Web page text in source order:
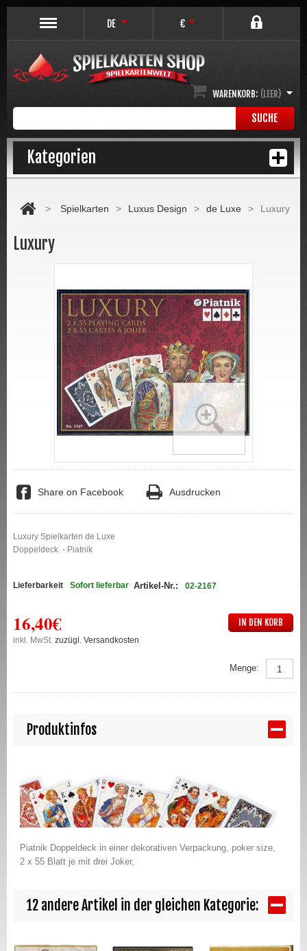
DE €
SUCHE
WARENKORB: (LEER)
Kategorien
> Spielkarten > Luxus Design > de Luxe > Luxury
Luxury
Share on Facebook Ausdrucken
Luxury Spielkarten de Luxe
Doppeldeck - Piatnik
Lieferbarkeit Sofort lieferbar Artikel-Nr.: 02-2167
16,40€
inkl. MwSt.zuzügl. Versandkosten
IN DEN KORB
Menge:
Produktinfos
Piatnik Doppeldeck in einer dekorativen Verpackung, poker size,
2 x 55 Blatt je mit drei Joker,
12 andere Artikel in der gleichen Kategorie: